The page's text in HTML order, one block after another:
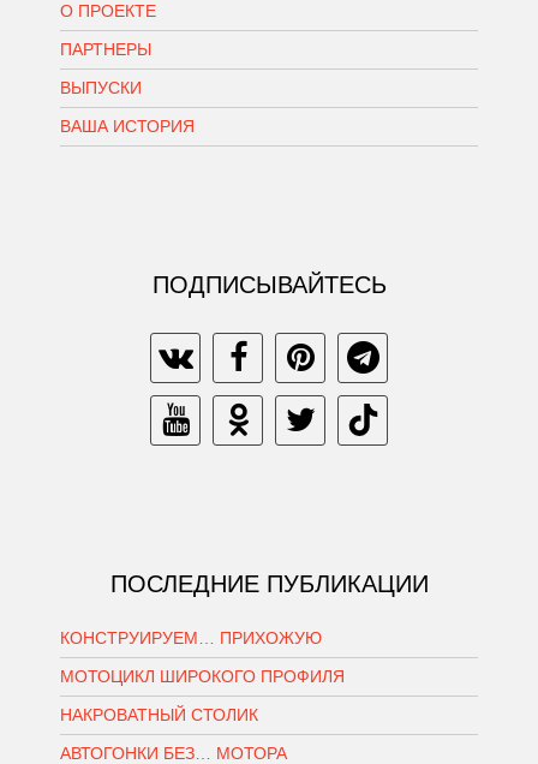
О ПРОЕКТЕ
ПАРТНЕРЫ
ВЫПУСКИ
ВАША ИСТОРИЯ
ПОДПИСЫВАЙТЕСЬ
ПОСЛЕДНИЕ ПУБЛИКАЦИИ
КОНСТРУИРУЕМ… ПРИХОЖУЮ
МОТОЦИКЛ ШИРОКОГО ПРОФИЛЯ
НАКРОВАТНЫЙ СТОЛИК
АВТОГОНКИ БЕЗ… МОТОРА